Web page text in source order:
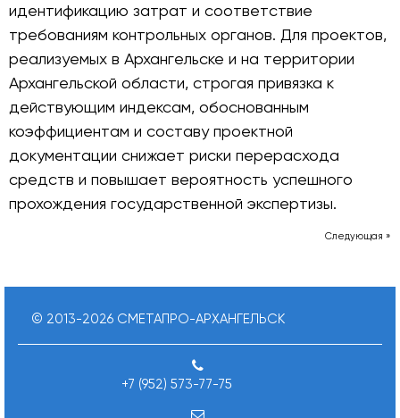
идентификацию затрат и соответствие
требованиям контрольных органов. Для проектов,
реализуемых в Архангельске и на территории
Архангельской области, строгая привязка к
действующим индексам, обоснованным
коэффициентам и составу проектной
документации снижает риски перерасхода
средств и повышает вероятность успешного
прохождения государственной экспертизы.
Следующая »
© 2013-2026 СМЕТАПРО-АРХАНГЕЛЬСК
+7 (952) 573-77-75